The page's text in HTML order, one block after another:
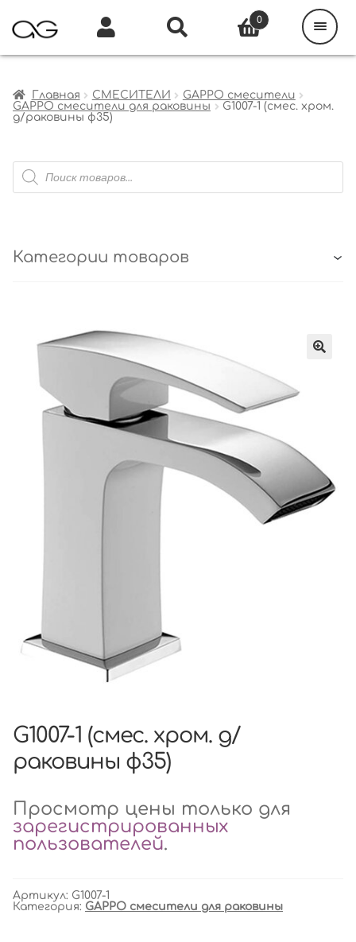
Главная СМЕСИТЕЛИ
GAPPO смесители
GAPPO смесители для раковины
G1007-1 (смес. хром.
д/раковины ф35)
Поиск
товаров
Категории товаров
G1007-1 (смес. хром. д/
раковины ф35)
Просмотр цены только для
зарегистрированных
пользователей.
Артикул: G1007-1
Категория: GAPPO смесители для раковины
0